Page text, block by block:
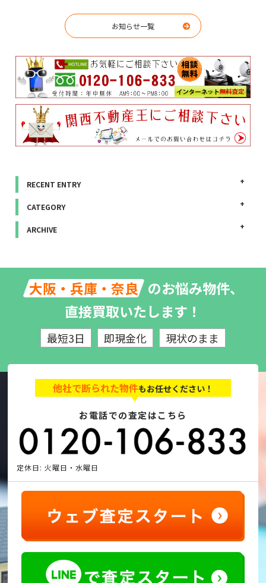
お知らせ一覧
RECENT ENTRY
CATEGORY
ARCHIVE
大阪・兵庫・奈良 のお悩み物件、
直接買取いたします！
最短3日 即現金化 現状のまま
他社で断られた物件もお任せください！
お電話での査定はこちら
定休日: 火曜日・水曜日